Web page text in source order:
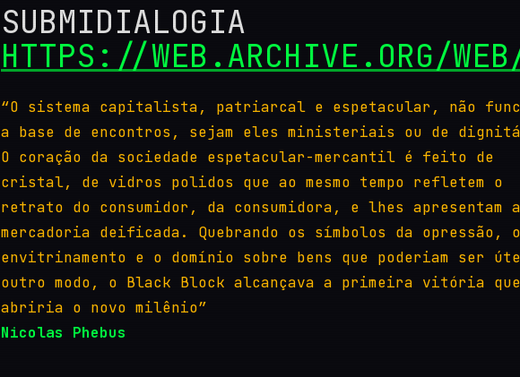
SUBMIDIALOGIA
HTTPS://WEB.ARCHIVE.ORG/
“O sistema capitalista, patriarcal e espetacular, não
a base de encontros, sejam eles ministeriais ou de
O coração da sociedade espetacular-mercantil é feito de
cristal, de vidros polidos que ao mesmo tempo refletem o
retrato do consumidor, da consumidora, e lhes apresentam a
mercadoria deificada. Quebrando os símbolos da opressão, o
envitrinamento e o domínio sobre bens que poderiam ser
outro modo, o Black Block alcançava a primeira vitória que
abriria o novo milênio”
Nicolas Phebus